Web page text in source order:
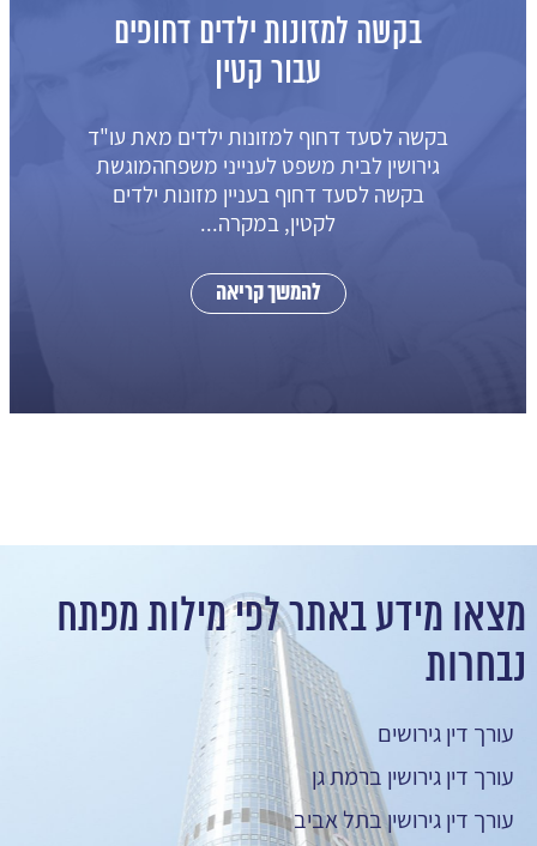
בקשה לקביעת מזונות ילדים
זמניים מופחתים
תביעה למזונות ילדים של עורכת דין גירושין
טלי אויזרוביץ לבית המשפט לענייני
משפחההמבקש והמשיבה נישאו. מנישואי
בני הזוג נולד הקטין,...
להמשך קריאה
מצאו מידע באתר לפי מילות מפתח
נבחרות
עורך דין גירושים
עורך דין גירושין ברמת גן
עורך דין גירושין בתל אביב